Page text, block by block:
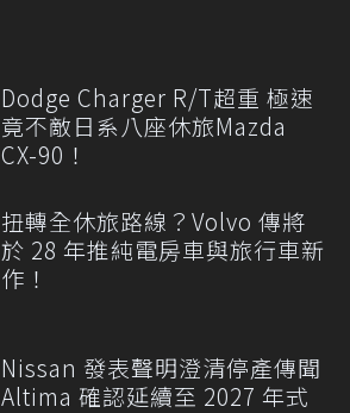
Dodge Charger R/T超重 極速
竟不敵日系八座休旅Mazda
CX-90！
扭轉全休旅路線？Volvo 傳將
於 28 年推純電房車與旅行車新
作！
Nissan 發表聲明澄清停產傳聞
Altima 確認延續至 2027 年式